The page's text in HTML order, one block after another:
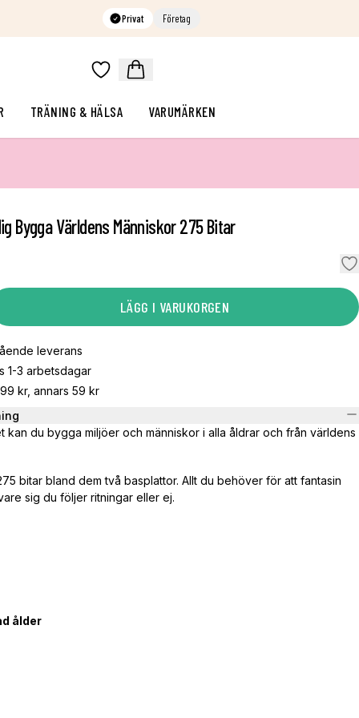
Privat Företag
TRÄNING & HÄLSA VARUMÄRKEN
Bygga Världens Människor 275 Bitar
LÄGG I VARUKORGEN
leverans
1-3 arbetsdagar
kr, annars 59 kr
kan du bygga miljöer och människor i alla åldrar och från världens
bitar bland dem två basplattor. Allt du behöver för att fantasin
sig du följer ritningar eller ej.
ålder